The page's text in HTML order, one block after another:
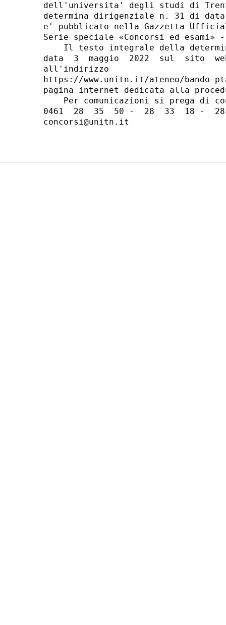
dell'universita' degli studi di
determina dirigenziale n. 31 di
e' pubblicato nella Gazzetta
Serie speciale «Concorsi ed
Il testo integrale della
data  3  maggio  2022  sul  sito
all'indirizzo
https://www.unitn.it/ateneo/bando-
pagina internet dedicata alla
Per comunicazioni si prega di
0461  28  35  50 -  28  33  18 -
concorsi@unitn.it